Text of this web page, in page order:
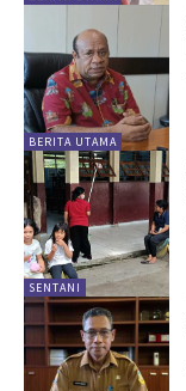
BERITA UTAMA
SENTANI